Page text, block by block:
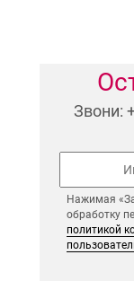
Звони:
Нажимая
обработку
политикой